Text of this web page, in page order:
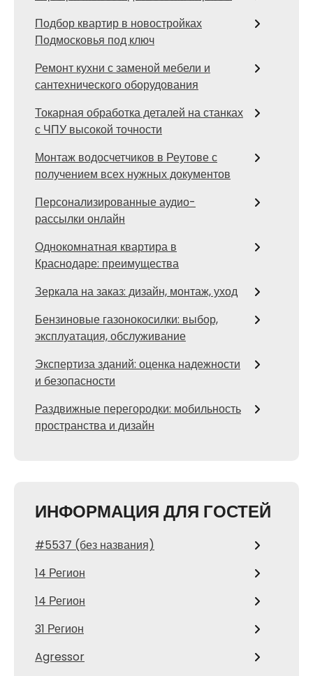
Подбор квартир в новостройках
Подмосковья под ключ
Ремонт кухни с заменой мебели и
сантехнического оборудования
Токарная обработка деталей на станках
с ЧПУ высокой точности
Монтаж водосчетчиков в Реутове с
получением всех нужных документов
Персонализированные аудио-
рассылки онлайн
Однокомнатная квартира в
Краснодаре: преимущества
Зеркала на заказ: дизайн, монтаж, уход
Бензиновые газонокосилки: выбор,
эксплуатация, обслуживание
Экспертиза зданий: оценка надежности
и безопасности
Раздвижные перегородки: мобильность
пространства и дизайн
ИНФОРМАЦИЯ ДЛЯ ГОСТЕЙ
#5537 (без названия)
14 Регион
14 Регион
31 Регион
Agressor